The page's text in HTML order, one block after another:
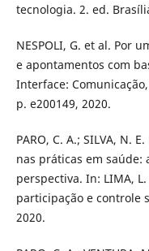
tecnologia. 2. ed.
NESPOLI, G. et al. Por
e apontamentos com
Interface:
p. e200149, 2020.
PARO, C. A.; SILVA, N.
nas práticas em
perspectiva. In: LIMA,
participação e controle
2020.